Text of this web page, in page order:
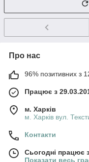
Про нас
96% позитивних з
Працює з
м. Харків
м. Харків вул.
Контакти
Сьогодні працює
Показати весь